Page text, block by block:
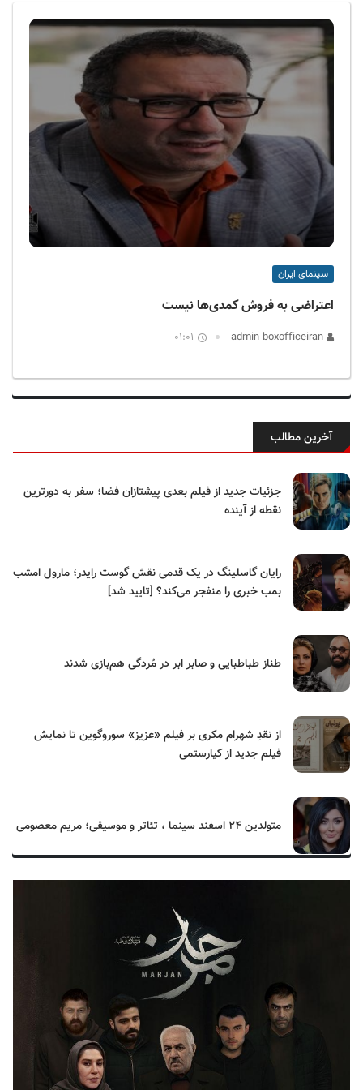
ی
ا
ی
ر
ا
ن
سینمای ایران
اعتراضی به فروش کمدی‌ها نیست
01:01
آخرین مطالب
جزئیات جدید از فیلم بعدی پیشتازان فضا؛ سفر به دورترین
نقطه از آینده
رایان گاسلینگ در یک قدمی نقش گوست رایدر؛ مارول امشب
بمب خبری را منفجر می‌کند؟ [تایید شد]
طناز طباطبایی و صابر ابر در مُردگی هم‌بازی شدند
از نقدِ شهرام مکری بر فیلم «عزیز» سوروگوین تا نمایش
فیلم جدید از کیارستمی
متولدین ۲۴ اسفند سینما ، تئاتر و موسیقی؛ مریم معصومی